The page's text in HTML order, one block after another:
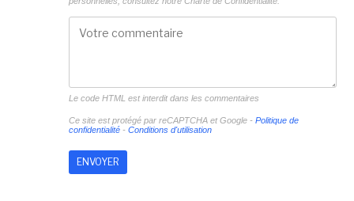
Le code HTML est interdit dans les commentaires
Ce site est protégé par reCAPTCHA et Google - Politique de
confidentialité- Conditions d'utilisation